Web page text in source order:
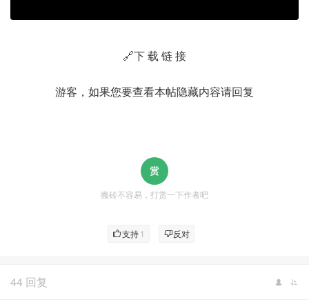
🔗下 载 链 接
游客，如果您要查看本帖隐藏内容请回复
搬砖不容易，打赏一下作者吧
支持1 反对
44 回复